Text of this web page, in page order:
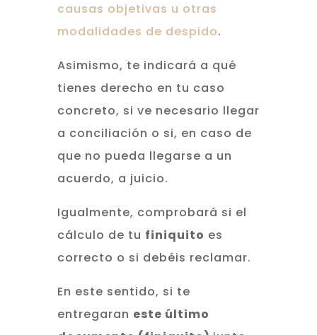
causas objetivas u otras
modalidades de despido.
Asimismo, te indicará a qué
tienes derecho en tu caso
concreto, si ve necesario llegar
a conciliación o si, en caso de
que no pueda llegarse a un
acuerdo, a juicio.
Igualmente, comprobará si el
cálculo de tu finiquito es
correcto o si debéis reclamar.
En este sentido, si te
entregaran este último